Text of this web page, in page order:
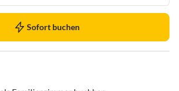
Sofort buchen